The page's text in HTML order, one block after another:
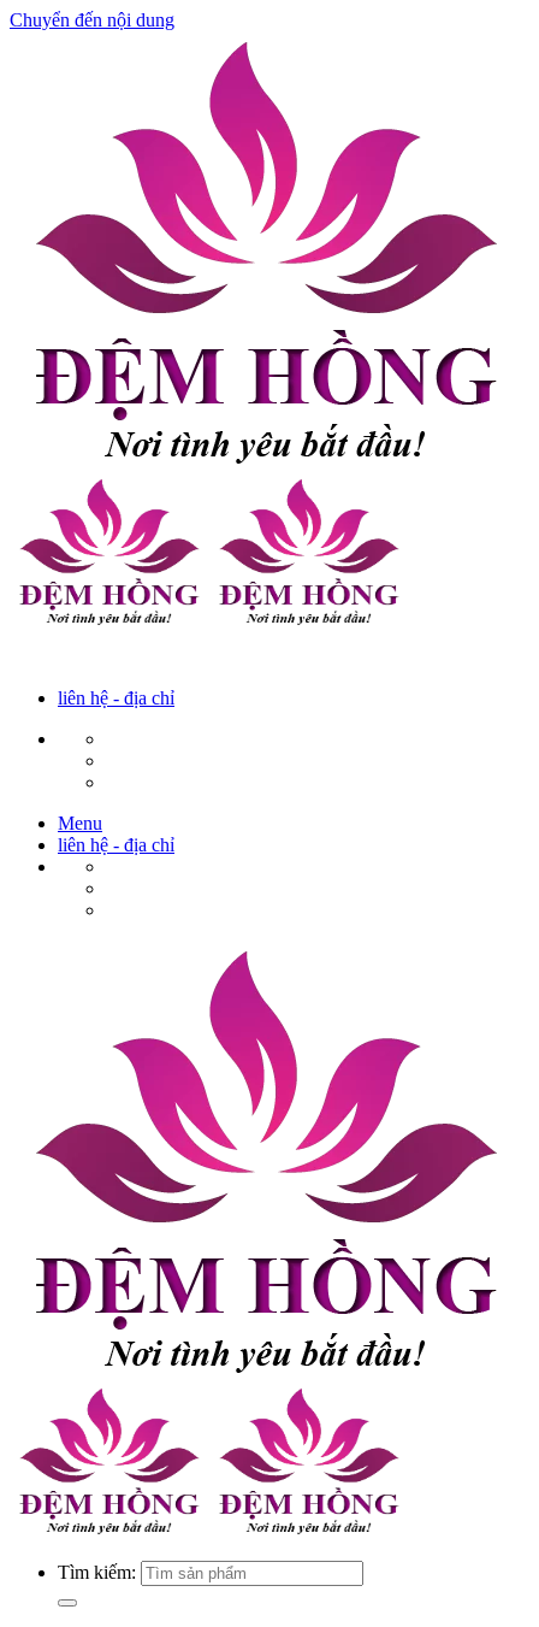
Chuyển đến nội dung
liên hệ - địa chỉ
Menu
liên hệ - địa chỉ
Tìm kiếm: